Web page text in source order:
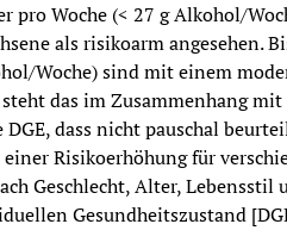
pro Woche (< 27 g Alkohol/
als risikoarm angesehen.
Woche) sind mit einem
das im Zusammenhang
dass nicht pauschal
Risikoerhöhung für
Geschlecht, Alter, Lebensstil
Gesundheitszustand